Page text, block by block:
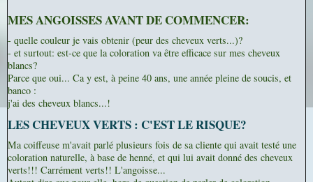
MES ANGOISSES AVANT DE COMMENCER:
- quelle couleur je vais obtenir (peur des cheveux verts...)?
- et surtout: est-ce que la coloration va être efficace sur mes cheveux
blancs?
Parce que oui... Ca y est, à peine 40 ans, une année pleine de soucis, et
banco :
j'ai des cheveux blancs...!
LES CHEVEUX VERTS : C'EST LE RISQUE?
Ma coiffeuse m'avait parlé plusieurs fois de sa cliente qui avait testé une
coloration naturelle, à base de henné, et qui lui avait donné des cheveux
verts!!! Carrément verts!! L'angoisse...